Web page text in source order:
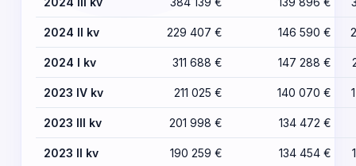
2024 II kv 229 407 € 146 590 €
2024 I kv 311 688 € 147 288 €
2023 IV kv 211 025 € 140 070 €
2023 III kv 201 998 € 134 472 €
2023 II kv 190 259 € 134 454 €